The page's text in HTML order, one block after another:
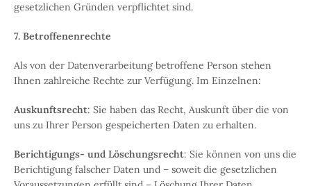
gesetzlichen Gründen verpflichtet sind.
7. Betroffenenrechte
Als von der Datenverarbeitung betroffene Person stehen
Ihnen zahlreiche Rechte zur Verfügung. Im Einzelnen:
Auskunftsrecht: Sie haben das Recht, Auskunft über die von
uns zu Ihrer Person gespeicherten Daten zu erhalten.
Berichtigungs- und Löschungsrecht: Sie können von uns die
Berichtigung falscher Daten und – soweit die gesetzlichen